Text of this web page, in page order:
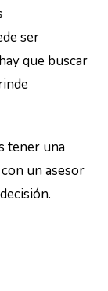
ser
que buscar
tener una
un asesor